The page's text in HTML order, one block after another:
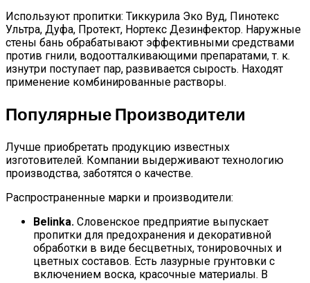
Используют пропитки: Тиккурила Эко Вуд, Пинотекс
Ультра, Дуфа, Протект, Нортекс Дезинфектор. Наружные
стены бань обрабатывают эффективными средствами
против гнили, водоотталкивающими препаратами, т. к.
изнутри поступает пар, развивается сырость. Находят
применение комбинированные растворы.
Популярные Производители
Лучше приобретать продукцию известных
изготовителей. Компании выдерживают технологию
производства, заботятся о качестве.
Распространенные марки и производители:
Belinka. Словенское предприятие выпускает
пропитки для предохранения и декоративной
обработки в виде бесцветных, тонировочных и
цветных составов. Есть лазурные грунтовки с
включением воска, красочные материалы. В